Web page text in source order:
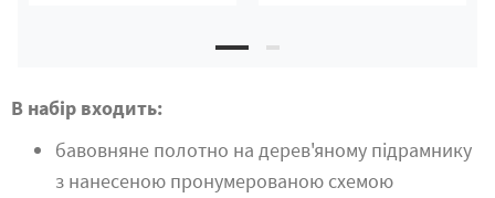
В набір входить:
бавовняне полотно на дерев'яному підрамнику
з нанесеною пронумерованою схемою